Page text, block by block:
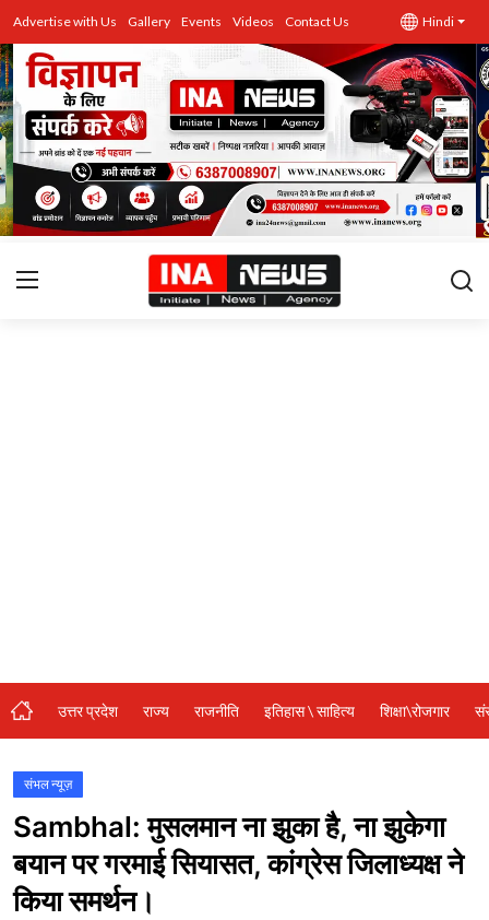
Advertise with Us Gallery Events Videos Contact Us Hindi
उत्तर प्रदेश
Advertise with Us
Events
राज्य
विशेष स्टोरी
अजब गजब
कृषि
नई दिल्ली
टेक्नोलॉजी / बिजनेस
उत्तर प्रदेश राज्य राजनीति इतिहास \ साहित्य शिक्षा\रोजगार
संभल न्यूज़
Sambhal: मुसलमान ना झुका है, ना झुकेगा
बयान पर गरमाई सियासत, कांग्रेस जिलाध्यक्ष ने
किया समर्थन।